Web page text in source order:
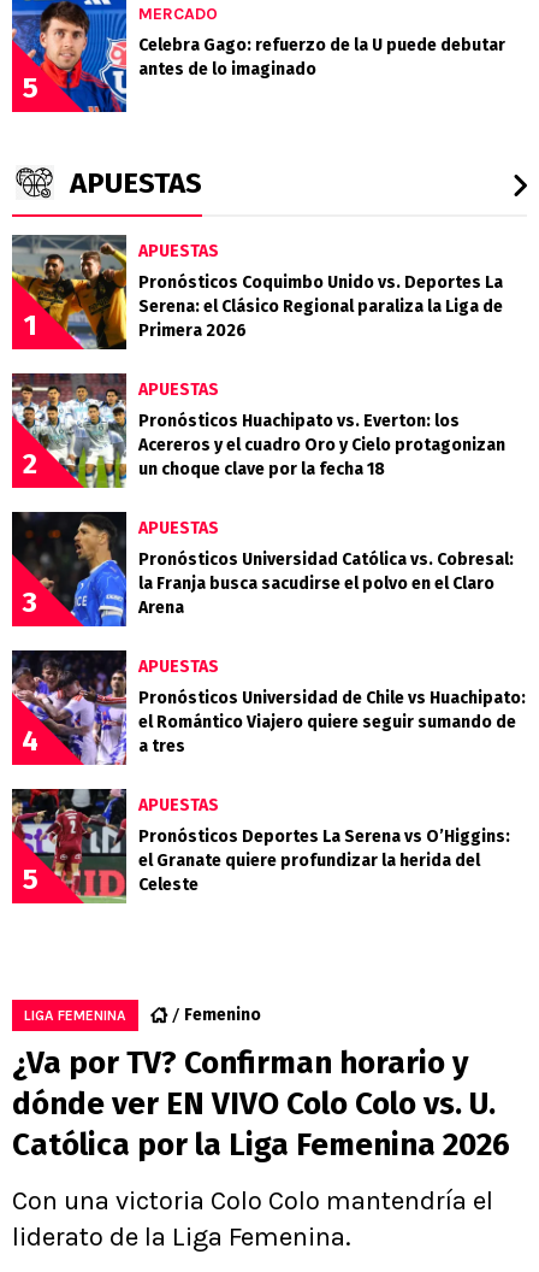
5
MERCADO
Celebra Gago: refuerzo de la U puede debutar
antes de lo imaginado
APUESTAS
1
APUESTAS
Pronósticos Coquimbo Unido vs. Deportes La
Serena: el Clásico Regional paraliza la Liga de
Primera 2026
2
APUESTAS
Pronósticos Huachipato vs. Everton: los
Acereros y el cuadro Oro y Cielo protagonizan
un choque clave por la fecha 18
3
APUESTAS
Pronósticos Universidad Católica vs. Cobresal:
la Franja busca sacudirse el polvo en el Claro
Arena
4
APUESTAS
Pronósticos Universidad de Chile vs Huachipato:
el Romántico Viajero quiere seguir sumando de
a tres
5
APUESTAS
Pronósticos Deportes La Serena vs O’Higgins:
el Granate quiere profundizar la herida del
Celeste
LIGA FEMENINA Femenino
¿Va por TV? Confirman horario y
dónde ver EN VIVO Colo Colo vs. U.
Católica por la Liga Femenina 2026
Con una victoria Colo Colo mantendría el
liderato de la Liga Femenina.